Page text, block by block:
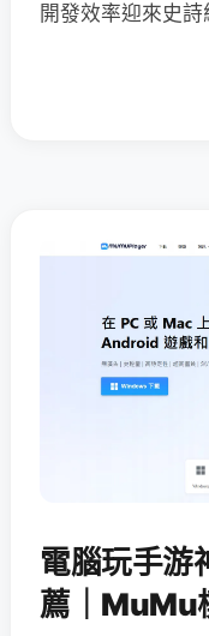
開發效率迎來史詩
電腦玩手
薦｜MuMu